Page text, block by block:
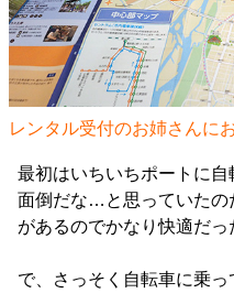
レンタル受付のお姉さんに
最初はいちいちポートに
面倒だな…と思っていたの
があるのでかなり快適だっ
で、さっそく自転車に乗っ